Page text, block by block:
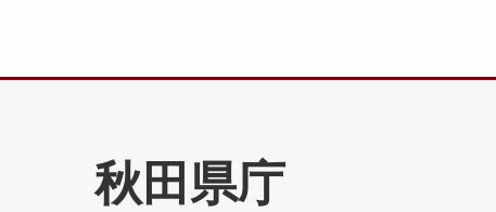
秋田県庁